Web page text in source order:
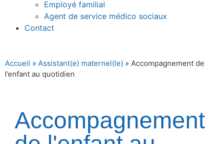
Employé familial
Agent de service médico sociaux
Contact
Accueil » Assistant(e) maternel(le) » Accompagnement de
l’enfant au quotidien
Accompagnement